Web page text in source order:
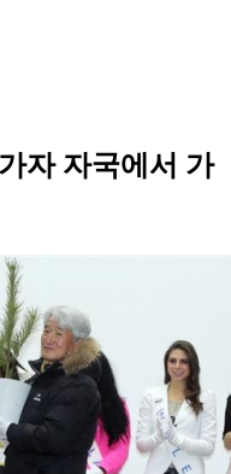
자 자국에서 가